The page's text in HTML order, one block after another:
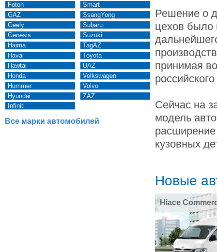
Foton
GAZ
Geely
Genesis
Haima
Haval
Hawtai
Honda
Hummer
Hyundai
Infiniti
Smart
SsangYong
Subaru
Suzuki
TagAZ
Toyota
UAZ
Volkswagen
Volvo
ZAZ
Все марки автомобилей
Решение о
цехов было
принимая
Сейчас на
модель
кузовных
Новые
Hiace